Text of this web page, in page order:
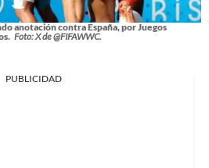
anotación contra España, por Juegos
Foto: X de @FIFAWWC.
PUBLICIDAD